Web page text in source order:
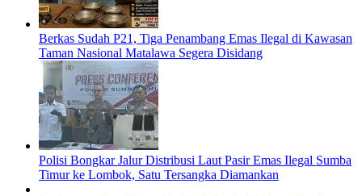
Berkas Sudah P21, Tiga Penambang Emas Ilegal di Kawasan
Taman Nasional Matalawa Segera Disidang
Polisi Bongkar Jalur Distribusi Laut Pasir Emas Ilegal Sumba
Timur ke Lombok, Satu Tersangka Diamankan